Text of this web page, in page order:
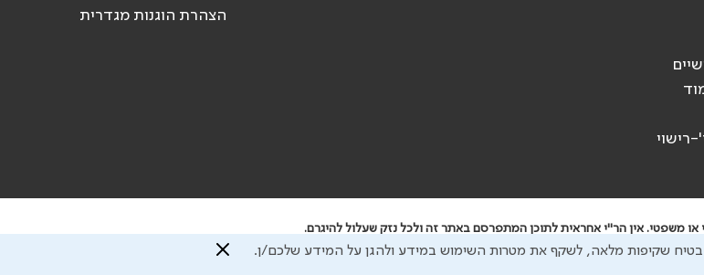
רישוי
הצהרת הוגנות מגדרית
משפטי. אין הר"י אחראית לתוכן המתפרסם באתר זה ולכל נזק שעלול להיגרם.
לצדדים שלישיים, הכל בכפוף למדיניות הפרטיותולתנאי השימוש
שקיפות מלאה, לשקף את מטרות השימוש במידע ולהגן על המידע שלכם/ן.